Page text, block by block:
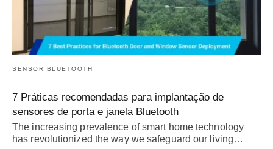
SENSOR BLUETOOTH
7 Práticas recomendadas para implantação de
sensores de porta e janela Bluetooth
The increasing prevalence of smart home technology
has revolutionized the way we safeguard our living…